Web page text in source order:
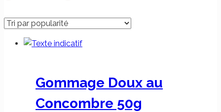
Gommage Doux au
Concombre 50g